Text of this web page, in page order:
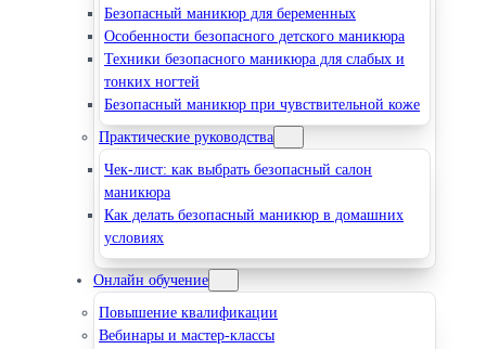
Безопасный маникюр для беременных
Особенности безопасного детского маникюра
Техники безопасного маникюра для слабых и
тонких ногтей
Безопасный маникюр при чувствительной коже
Практические руководства
Чек-лист: как выбрать безопасный салон
маникюра
Как делать безопасный маникюр в домашних
условиях
Онлайн обучение
Повышение квалификации
Вебинары и мастер-классы